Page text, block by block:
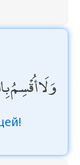
وَلَا أُقْسِمُ